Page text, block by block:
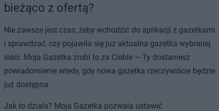
bieżąco z ofertą?
Nie zawsze jest czas, żeby wchodzić do aplikacji z gazetkami
i sprawdzać, czy pojawiła się już aktualna gazetka wybranej
sieci. Moja Gazetka zrobi to za Ciebie — Ty dostaniesz
powiadomienie wtedy, gdy nowa gazetka rzeczywiście będzie
już dostępna.
Jak to działa? Moja Gazetka pozwala ustawić